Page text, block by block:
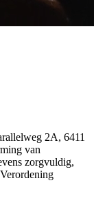
2A, 6411
van
zorgvuldig,